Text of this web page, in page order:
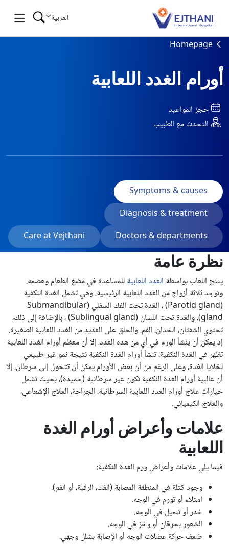
العربية
أورام الغدد اللعابية
حجز المواعيد
التحدث مع الطبيب
Symptoms & causes
Diagnosis & treatment
Doctors & departments
Care at Vejthani
نظرة عامة
ينتج اللعاب بواسطةالغدد اللعابيةللمساعدة في مضغ الطعام وهضمه.
وتوجد ثلاثة أزواج من الغدد اللعابية الرئيسية، وهي تشمل الغدة النكفية
(Parotid gland) ، الغدة تحت الفك السفلي (Submandibular
gland)، والغدة تحت اللسان (Sublingual gland) ، بالإضافة إلى ذلك،
تحتوي الشفتان، الخدان، الفم، والحلق على العديد من الغدد اللعابية الصغيرة.
إذ يمكن أن ينشأ الورم في أي من هذه الغدد، إلا أن معظم أورام الغدد اللعابية
تظهر في الغدة النكفية. تنشأ أورام الغدة النكفية نتيجة نمو غير طبيعي
لخلايا الغدة، وعلى الرغم من أن بعض الأورام يمكن أن تتحول إلى سرطان، إلا
أن غالبية أورام الغدة النكفية تكون غير سرطانية (حميدة)، بحيث تشمل
خيارات علاج أورام الغدد اللعابية السرطانية: الجراحة، العلاج الإشعاعي،
والعلاج الكيميائي.
علامات وأعراض أورام الغدة
اللعابية
فيما يلي علامات وأعراض ورم الغدة النكفية:
وجود كتلة في المنطقة المصابة (الفك، الرقبة، أو الفم).
امتلاء أو تورم في الوجه.
خدر أو تنميل في الوجه.
الشعور بحرقان أو وخز في الوجه.
ضعف حركة عضلات الوجه أو الإصابة بشلل وجهي.